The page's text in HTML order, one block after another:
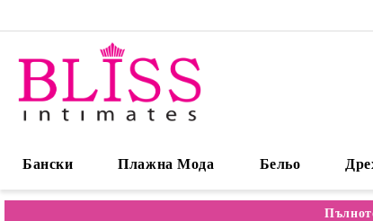
Бански Плажна Мода Бельо